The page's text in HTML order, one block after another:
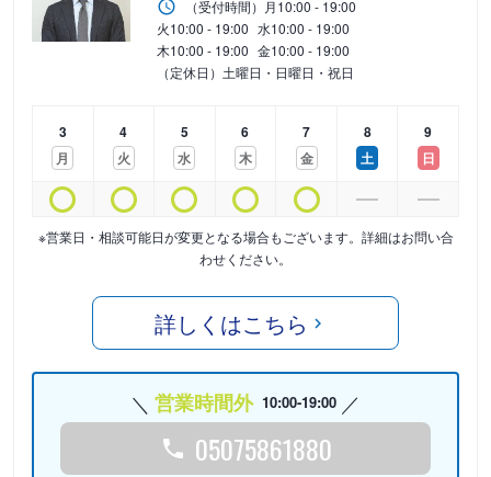
（受付時間） 月10:00 - 19:00
火10:00 - 19:00 水10:00 - 19:00
木10:00 - 19:00 金10:00 - 19:00
（定休日）土曜日・日曜日・祝日
3
月
4
火
5
水
6
木
7
金
8
土
9
日
※営業日・相談可能日が変更となる場合もございます。詳細はお問い合
わせください。
詳しくはこちら
営業時間外 10:00-19:00
05075861880